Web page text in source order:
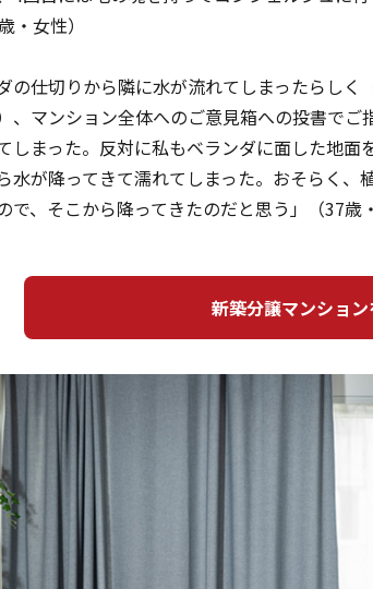
・女性）
の仕切りから隣に水が流れてしまったらし
、マンション全体へのご意見箱への投書で
しまった。反対に私もベランダに面した地
水が降ってきて濡れてしまった。おそらく
で、そこから降ってきたのだと思う」（37歳
新築分譲マンショ